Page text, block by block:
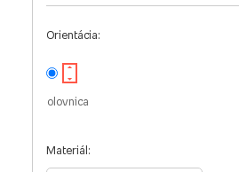
Orientácia:
olovnica
Materiál: